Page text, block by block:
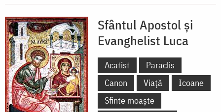
Sfântul Apostol și
Evanghelist Luca
Acatist
Paraclis
Canon
Viață
Icoane
Sfinte moaște